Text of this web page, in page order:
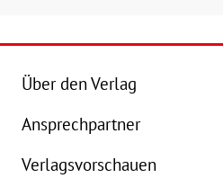
Über den Verlag
Ansprechpartner
Verlagsvorschauen